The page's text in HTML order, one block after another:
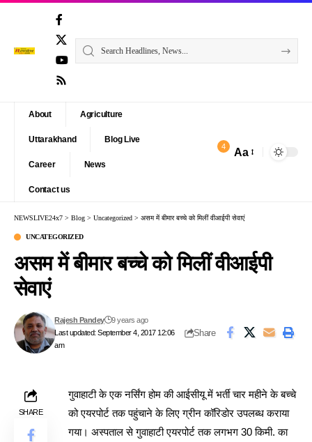
About Agriculture
Uttarakhand Blog Live
Career News
Contact us
4 Aa
NEWSLIVE24x7 > Blog > Uncategorized > असम में बीमार बच्चे को मिलीं वीआईपी सेवाएं
UNCATEGORIZED
असम में बीमार बच्चे को मिलीं वीआईपी
सेवाएं
Last updated: September 4, 2017 12:06
am
Rajesh Pandey 9 years ago
Share
SHARE
गुवाहाटी के एक नर्सिंग होम की आईसीयू में भर्ती चार महीने के बच्चे
को एयरपोर्ट तक पहुंचाने के लिए ग्रीन कॉरिडोर उपलब्ध कराया
गया। अस्पताल से गुवाहाटी एयरपोर्ट तक लगभग 30 किमी. का